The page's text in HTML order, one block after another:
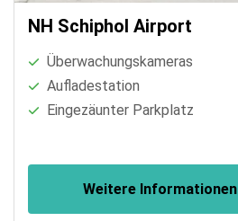
NH Schiphol Airport
Überwachungskameras
Aufladestation
Eingezäunter Parkplatz
Weitere Informationen